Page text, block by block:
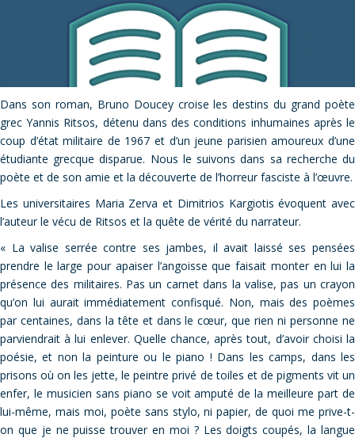
Dans son roman, Bruno Doucey croise les destins du grand poète
grec Yannis Ritsos, détenu dans des conditions inhumaines après le
coup d’état militaire de 1967 et d’un jeune parisien amoureux d’une
étudiante grecque disparue. Nous le suivons dans sa recherche du
poète et de son amie et la découverte de l’horreur fasciste à l’œuvre.
Les universitaires Maria Zerva et Dimitrios Kargiotis évoquent avec
l’auteur le vécu de Ritsos et la quête de vérité du narrateur.
« La valise serrée contre ses jambes, il avait laissé ses pensées
prendre le large pour apaiser l’angoisse que faisait monter en lui la
présence des militaires. Pas un carnet dans la valise, pas un crayon
qu’on lui aurait immédiatement confisqué. Non, mais des poèmes
par centaines, dans la tête et dans le cœur, que rien ni personne ne
parviendrait à lui enlever. Quelle chance, après tout, d’avoir choisi la
poésie, et non la peinture ou le piano ! Dans les camps, dans les
prisons où on les jette, le peintre privé de toiles et de pigments vit un
enfer, le musicien sans piano se voit amputé de la meilleure part de
lui-même, mais moi, poète sans stylo, ni papier, de quoi me prive-t-
on que je ne puisse trouver en moi ? Les doigts coupés, la langue